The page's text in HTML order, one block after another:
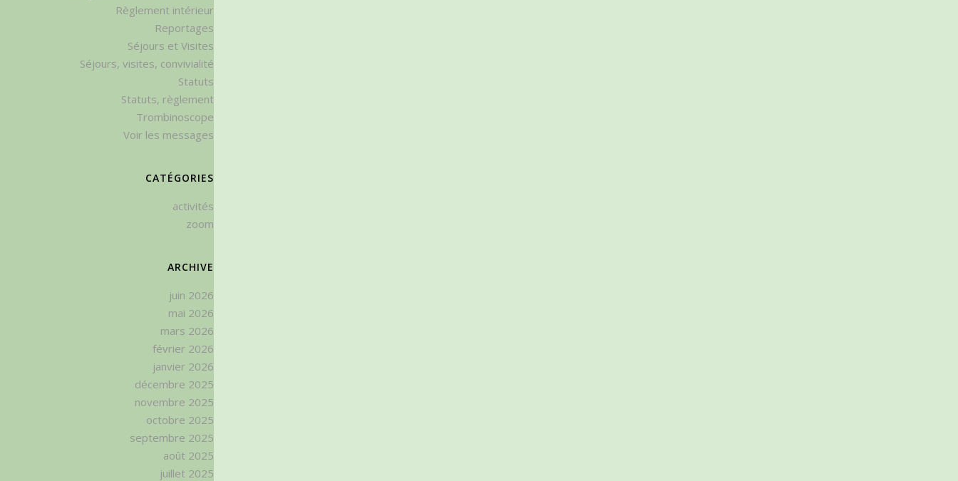
Règlement intérieur
Reportages
Séjours et Visites
Séjours, visites, convivialité
Statuts
Statuts, règlement
Trombinoscope
Voir les messages
CATÉGORIES
activités
zoom
ARCHIVE
juin 2026
mai 2026
mars 2026
février 2026
janvier 2026
décembre 2025
novembre 2025
octobre 2025
septembre 2025
août 2025
juillet 2025